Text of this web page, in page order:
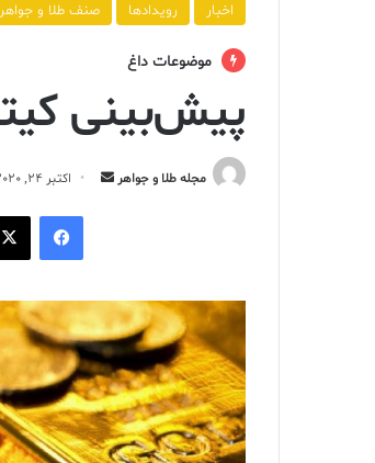
اخبار رویدادها صنف طلا و جواهر
موضوعات داغ
پیش‌بینی
مجله طلا و جواهر
ارسال
اکتبر 24, 2020
فیس بوک